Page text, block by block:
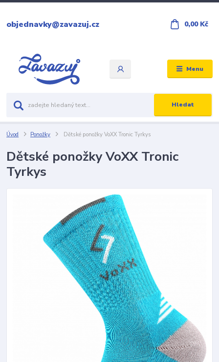
Menu
Hledat
objednavky@zavazuj.cz 0,00 Kč
Úvod Ponožky Dětské ponožky VoXX Tronic Tyrkys
Dětské ponožky VoXX Tronic
Tyrkys